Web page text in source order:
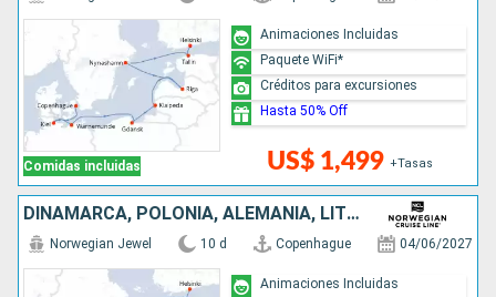
Comidas incluidas US$ 1,499 +Tasas
Animaciones Incluidas
Paquete WiFi*
Créditos para excursiones
Hasta 50% Off
DINAMARCA, POLONIA, ALEMANIA, LITUANIA, LETONIA, SUECIA, ESTONIA, FINLANDIA
Norwegian Jewel 10 d Copenhague 04/06/2027
Animaciones Incluidas